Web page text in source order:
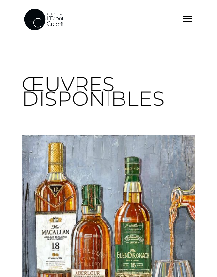
ŒUVRES
DISPONIBLES